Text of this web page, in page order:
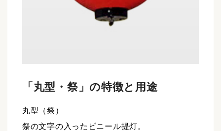
「丸型・祭」の特徴と用途
丸型（祭）
祭の文字の入ったビニール提灯。